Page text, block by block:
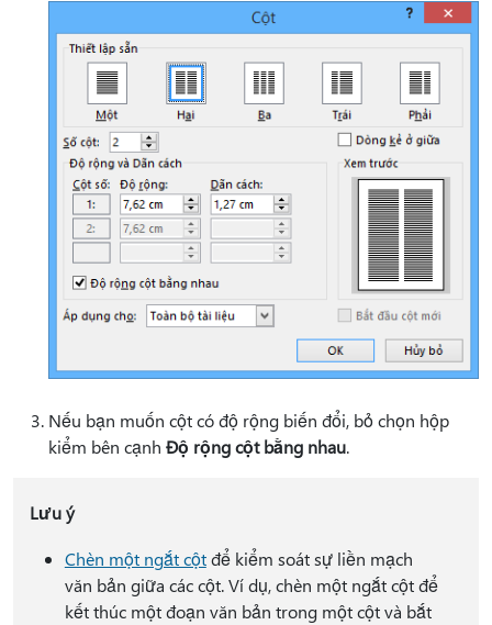
Nếu bạn muốn cột có độ rộng biến đổi, bỏ chọn hộp
kiểm bên cạnh Độ rộng cột bằng nhau.
Lưu ý
Chèn một ngắt cộtđể kiểm soát sự liền mạch
văn bản giữa các cột. Ví dụ, chèn một ngắt cột để
kết thúc một đoạn văn bản trong một cột và bắt